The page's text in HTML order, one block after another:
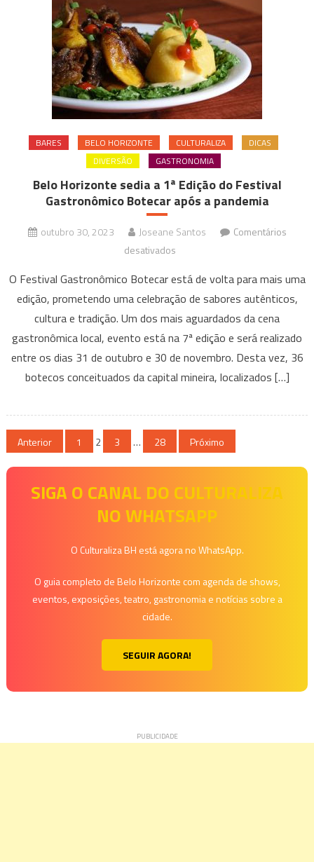
com
espaço
kids
participantes
da
Restaurant
Week
BARES BELO HORIZONTE CULTURALIZA
DICAS
DIVERSÃO
GASTRONOMIA
Belo Horizonte sedia a 1ª Edição do Festival
Gastronômico Botecar após a pandemia
outubro 30, 2023 Joseane Santos
Comentários
desativados
Horizonte
sedia
a
1ª
Edição
do
após
O Festival Gastronômico Botecar está de volta para mais uma
edição, prometendo uma celebração de sabores autênticos,
cultura e tradição. Um dos mais aguardados da cena
gastronômica local, evento está na 7ª edição e será realizado
entre os dias 31 de outubro e 30 de novembro. Desta vez, 36
botecos conceituados da capital mineira, localizados […]
Paginação
de
posts
Anterior 1 2 3 … 28 Próximo
SIGA O CANAL DO CULTURALIZA
NO WHATSAPP
O Culturaliza BH está agora no WhatsApp.
O guia completo de Belo Horizonte com agenda de shows,
eventos, exposições, teatro, gastronomia e notícias sobre a
cidade.
SEGUIR AGORA!